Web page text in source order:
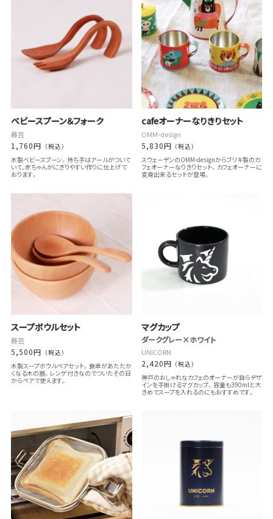
ベビースプーン＆フォーク
藤芸
1,760円 （税込）
木製ベビースプーン。持ち手はアールがついて
いて、赤ちゃんがにぎりやすい作りに仕上げて
おります。
cafeオーナーなりきりセット
OMM-design
5,830円 （税込）
スウェーデンのOMM-designからブリキ製のカ
フェオーナーなりきりセット。カフェオーナーに
変身出来るセットが登場。
スープボウルセット
藤芸
5,500円 （税込）
木製スープボウルペアセット。食卓があたたか
くなる木の器。レンゲ付きなのでついたその日
からペアで使えます。
マグカップ
ダークグレー×ホワイト
UNICORN
2,420円 （税込）
神戸のおしゃれなカフェのオーナーが自らデザ
インを手掛けるマグカップ。容量も390mlと大
きめでスープを入れるのにもおすすめです。